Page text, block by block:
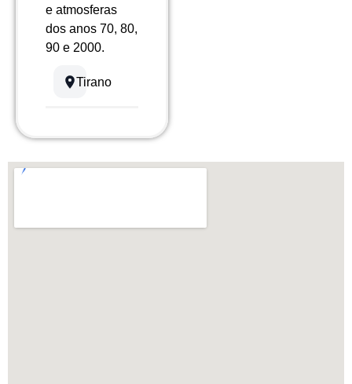
e atmosferas
dos anos 70, 80,
90 e 2000.
Tirano